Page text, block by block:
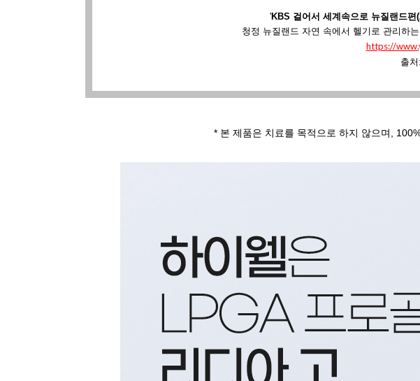
'KBS 걸어서 세계속으로 뉴질랜드편
청정 뉴질랜드 자연 속에서 헬기로 관리하
https://
출
* 본 제품은 치료를 목적으로 하지 않으며,